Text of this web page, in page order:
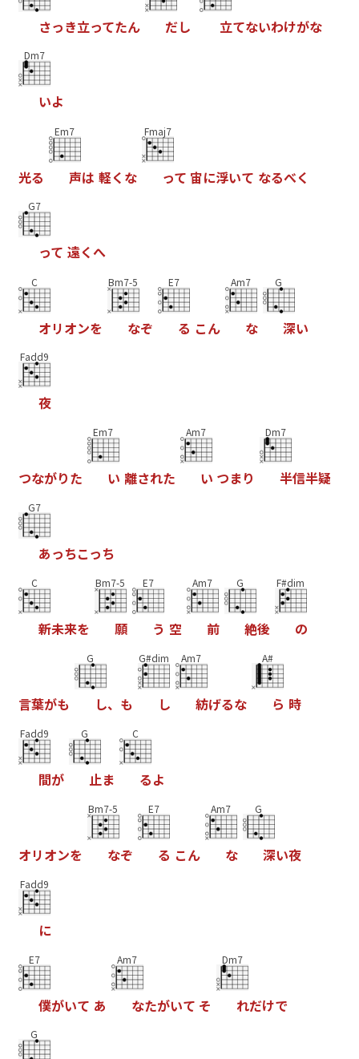
さっき立ってたん だし 立てないわけがな
Dm7
いよ
光る
Em7
声は 軽く な
Fmaj7
って 宙に浮いて なるべく
G7
って 遠くへ
C
オリオンを
Bm7-5
なぞ
E7
る こん
Am7
な
G
深い
Fadd9
夜
つながりた
Em7
い 離された
Am7
い つまり
Dm7
半信半疑
G7
あっちこっち
C
新未来を
Bm7-5
願
E7
う 空
Am7
前
G
絶後
F#dim
の
言葉がも
G
し、 も
G#dim
し
Am7
紡げるな
A#
ら 時
Fadd9
間が
G
止ま
C
るよ
オリオンを
Bm7-5
なぞ
E7
る こん
Am7
な
G
深い夜
Fadd9
に
E7
僕がいて あ
Am7
なたがいて そ
Dm7
れだけで
G